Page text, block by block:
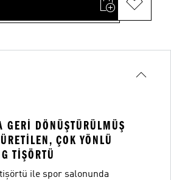
GERI DÖNÜŞTÜRÜLMÜŞ
ÇOK YÖNLÜ
TIŞÖRTÜ
ile spor salonunda